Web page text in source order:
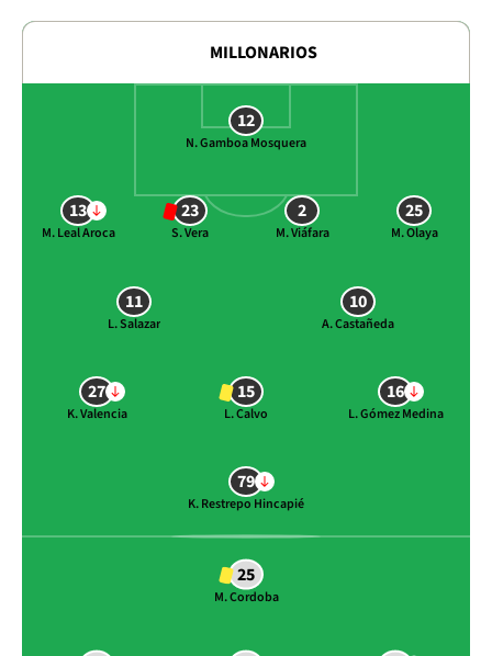
MILLONARIOS
12
N. Gamboa Mosquera
13
M. Leal Aroca
23
S. Vera
2
M. Viáfara
25
M. Olaya
11
L. Salazar
10
A. Castañeda
27
K. Valencia
15
L. Calvo
16
L. Gómez Medina
79
K. Restrepo Hincapié
25
M. Cordoba